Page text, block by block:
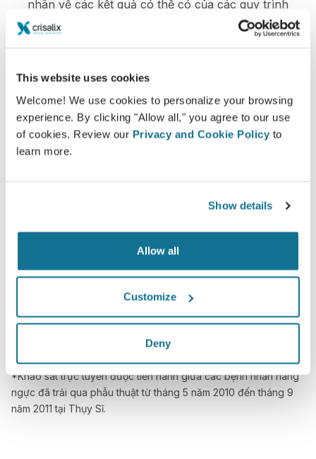
This website uses cookies
Welcome! We use cookies to personalize your browsing
experience. By clicking "Allow all," you agree to our use
of cookies. Review our Privacy and Cookie Policy to
learn more.
Show details
Allow all
Customize
Deny
nhân về các kết quả có thể có của các quy trình
chọn lọc dựa trên mô phỏng 3D của cơ thể của
Tự tin
Tham gia vào quá trình ra quyết định giúp bệnh
hài lòng với phẫu thuật của mình sau khi nhìn
ảnh mô phỏng 3D Crisalix trước phẫu thuật.*
*Khảo sát trực tuyến được tiến hành giữa các bệnh nhân nâng
ngực đã trải qua phẫu thuật từ tháng 5 năm 2010 đến tháng 9
năm 2011 tại Thụy Sĩ.